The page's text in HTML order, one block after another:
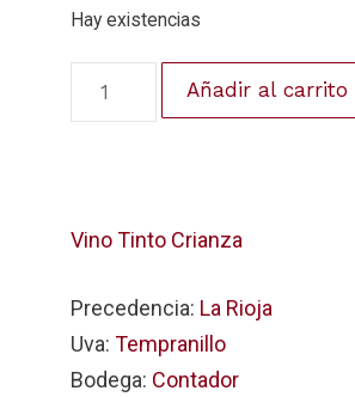
Hay existencias
Añadir al carrito
Vino Tinto Crianza
Precedencia: La Rioja
Uva: Tempranillo
Bodega: Contador